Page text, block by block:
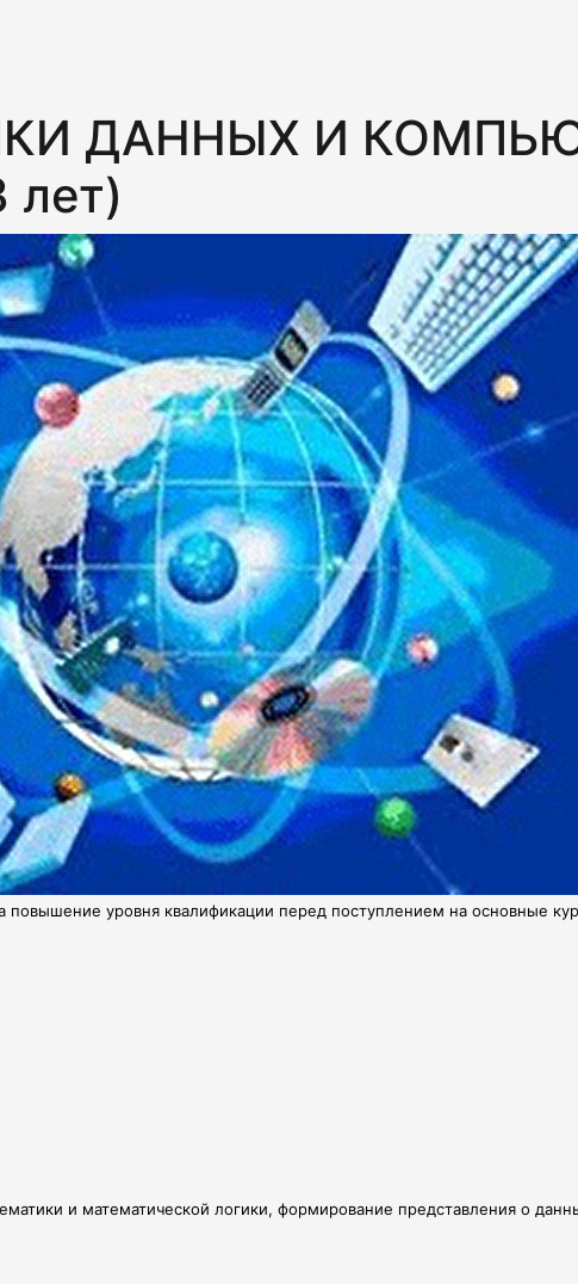
ДАННЫХ И
уровня квалификации перед поступлением на основные
и математической логики, формирование представления о